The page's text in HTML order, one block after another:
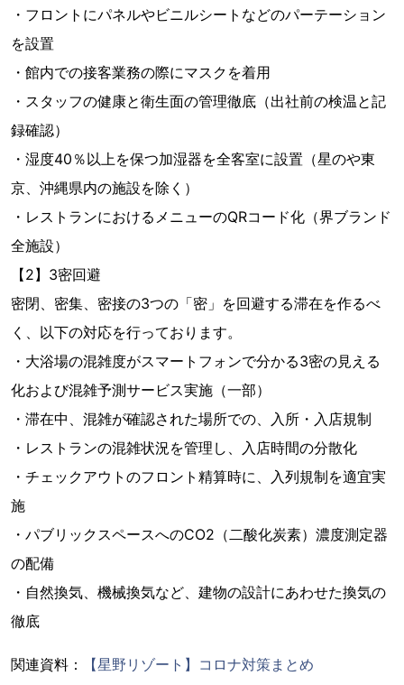
・フロントにパネルやビニルシートなどのパーテーション
を設置
・館内での接客業務の際にマスクを着用
・スタッフの健康と衛生面の管理徹底（出社前の検温と記
録確認）
・湿度40％以上を保つ加湿器を全客室に設置（星のや東
京、沖縄県内の施設を除く）
・レストランにおけるメニューのQRコード化（界ブランド
全施設）
【2】3密回避
密閉、密集、密接の3つの「密」を回避する滞在を作るべ
く、以下の対応を行っております。
・大浴場の混雑度がスマートフォンで分かる3密の見える
化および混雑予測サービス実施（一部）
・滞在中、混雑が確認された場所での、入所・入店規制
・レストランの混雑状況を管理し、入店時間の分散化
・チェックアウトのフロント精算時に、入列規制を適宜実
施
・パブリックスペースへのCO2（二酸化炭素）濃度測定器
の配備
・自然換気、機械換気など、建物の設計にあわせた換気の
徹底
関連資料： 【星野リゾート】コロナ対策まとめ